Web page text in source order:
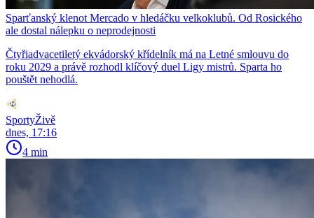
Sparťanský klenot Mercado v hledáčku velkoklubů. Od Rosického
ale dostal nálepku o neprodejnosti
Čtyřiadvacetiletý ekvádorský křídelník má na Letné smlouvu do
roku 2029 a právě rozhodl klíčový duel Ligy mistrů. Sparta ho
pouštět nehodlá.
SportyŽivě
dnes, 17:16
4 min